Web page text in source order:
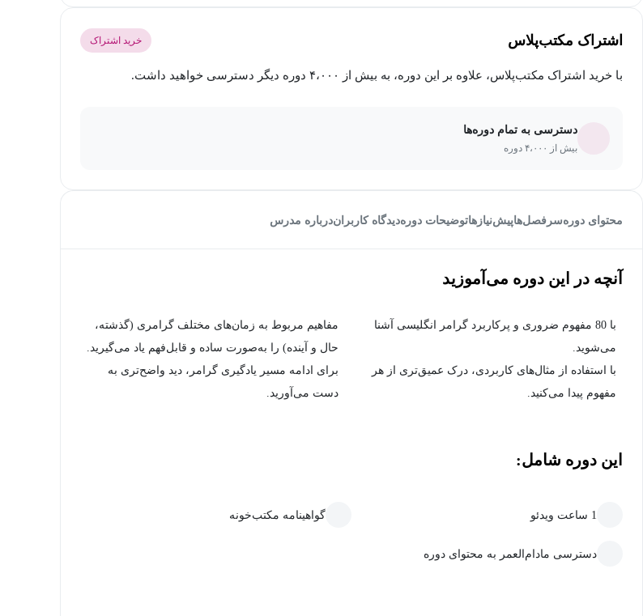
اشتراک مکتب‌پلاس خرید اشتراک
با خرید اشتراک مکتب‌پلاس، علاوه بر این دوره، به بیش از ۴،۰۰۰ دوره دیگر دسترسی خواهید داشت.
دسترسی به تمام دوره‌ها
بیش از ۴،۰۰۰ دوره
محتوای دورهسرفصل‌هاپیش‌نیاز‌هاتوضیحات دورهدیدگاه کاربراندرباره مدرس
آنچه در این دوره می‌آموزید
با 80 مفهوم ضروری و پرکاربرد گرامر انگلیسی آشنا
می‌شوید.
مفاهیم مربوط به زمان‌های مختلف گرامری (گذشته،
حال و آینده) را به‌صورت ساده و قابل‌فهم یاد می‌گیرید.
با استفاده از مثال‌های کاربردی، درک عمیق‌تری از هر
مفهوم پیدا می‌کنید.
برای ادامه مسیر یادگیری گرامر، دید واضح‌تری به
دست می‌آورید.
این دوره شامل:
1 ساعت ویدئو گواهینامه مکتب‌خونه
دسترسی مادام‌العمر به محتوای دوره